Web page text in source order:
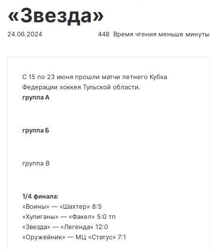
«Звезда»
24.06.2024 448 Время чтения меньше минуты
С 15 по 23 июня прошли матчи летнего Кубка
Федерации хоккея Тульской области.
группа А
группа Б
группа В
1/4 финала:
«Воины» — «Шахтер» 8:5
«Хулиганы» — «Факел» 5:0 тп
«Звезда» — «Легенда» 12:0
«Оружейник» — МЦ «Статус» 7:1